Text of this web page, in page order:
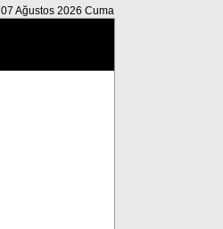
07 Ağustos 2026 Cuma